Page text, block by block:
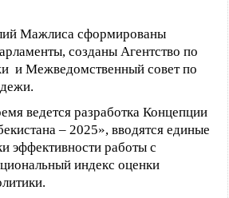
Мажлиса сформированы
созданы Агентство по
и Межведомственныйсовет по
ведется разработка Концепции
– 2025», вводятся единые
эффективности работы с
индекс оценки